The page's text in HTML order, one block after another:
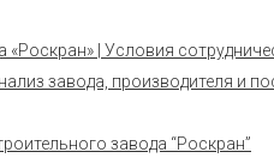
«Роскран» | Условия
завода, производителя и
завода “Роскран”